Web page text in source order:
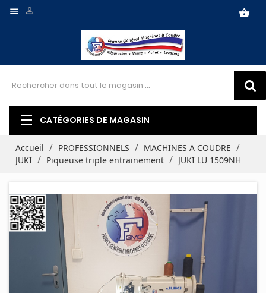
 shopping_basket

CATÉGORIES DE MAGASIN
Accueil PROFESSIONNELS
MACHINES A COUDRE
JUKI
Piqueuse triple entrainement JUKI LU 1509NH